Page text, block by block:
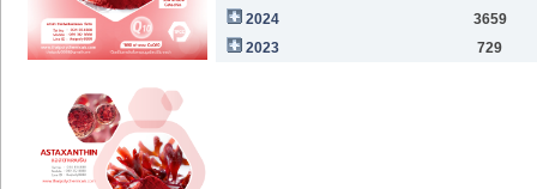
2024
3659
2023
729